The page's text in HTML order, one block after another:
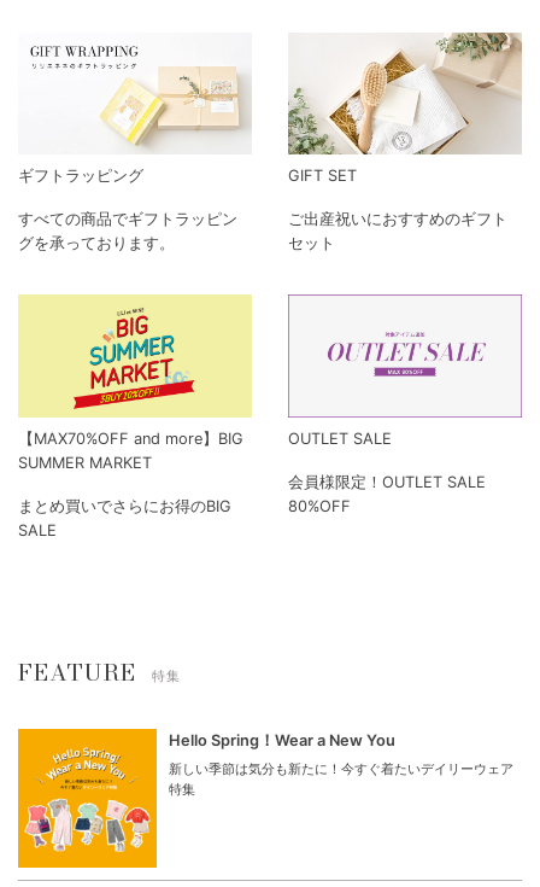
ギフトラッピング
すべての商品でギフトラッピン
グを承っております。
GIFT SET
ご出産祝いにおすすめのギフト
セット
【MAX70%OFF and more】BIG
SUMMER MARKET
まとめ買いでさらにお得のBIG
SALE
OUTLET SALE
会員様限定！OUTLET SALE
80%OFF
FEATURE 特集
Hello Spring！Wear a New You
新しい季節は気分も新たに！今すぐ着たいデイリーウェア
特集